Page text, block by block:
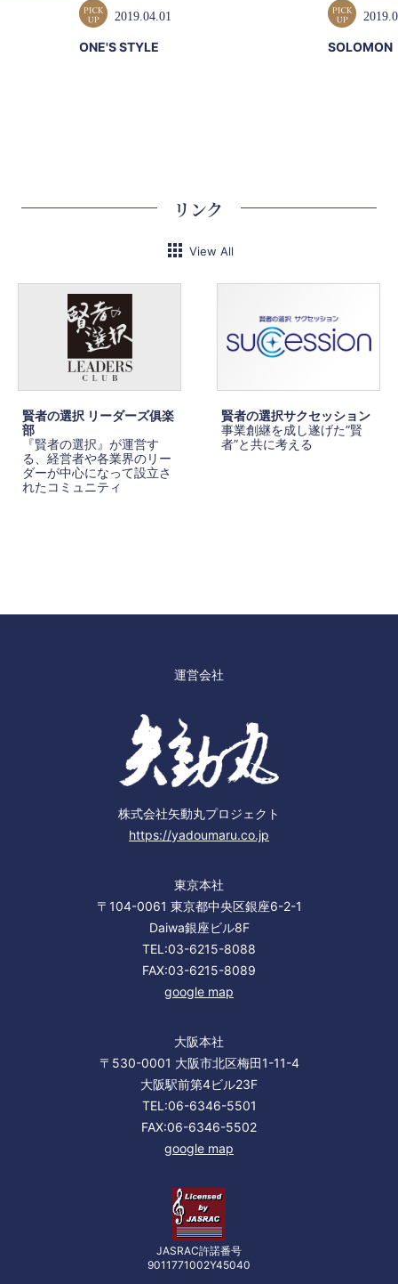
2019.04.01
ONE'S STYLE SOLOMON
リンク
View All
賢者の選択 リーダーズ俱楽
部
『賢者の選択』が運営す
る、経営者や各業界のリー
ダーが中心になって設立さ
れたコミュニティ
賢者の選択サクセッション
事業創継を成し遂げた”賢
者”と共に考える
運営会社
株式会社矢動丸プロジェクト
https://yadoumaru.co.jp
東京本社
〒104-0061 東京都中央区銀座6-2-1
Daiwa銀座ビル8F
TEL:03-6215-8088
FAX:03-6215-8089
google map
大阪本社
〒530-0001 大阪市北区梅田1-11-4
大阪駅前第4ビル23F
TEL:06-6346-5501
FAX:06-6346-5502
google map
JASRAC許諾番号
9011771002Y45040